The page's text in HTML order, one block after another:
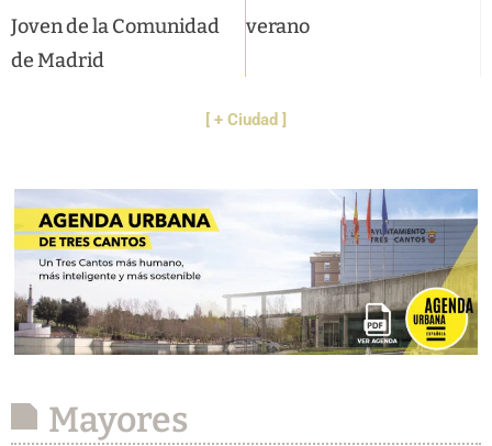
Joven de la Comunidad
de Madrid
verano
[ + Ciudad ]
Mayores